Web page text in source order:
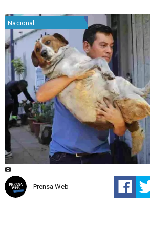
Nacional
Prensa Web